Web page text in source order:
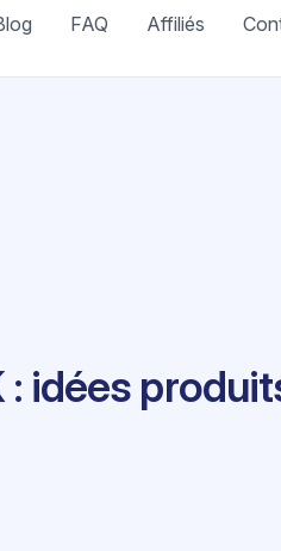
FAQ Affiliés
: idées